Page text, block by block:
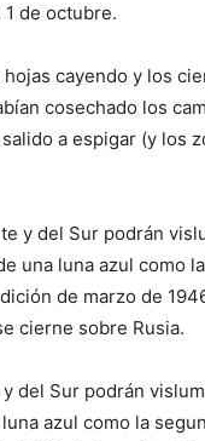
de octubre.
hojas cayendo y los
cosechado los
a espigar (y los
del Sur podrán
azul como la